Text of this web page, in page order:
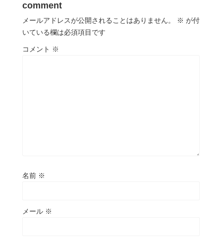
comment
メールアドレスが公開されることはありません。 ※ が付
いている欄は必須項目です
コメント ※
名前 ※
メール ※